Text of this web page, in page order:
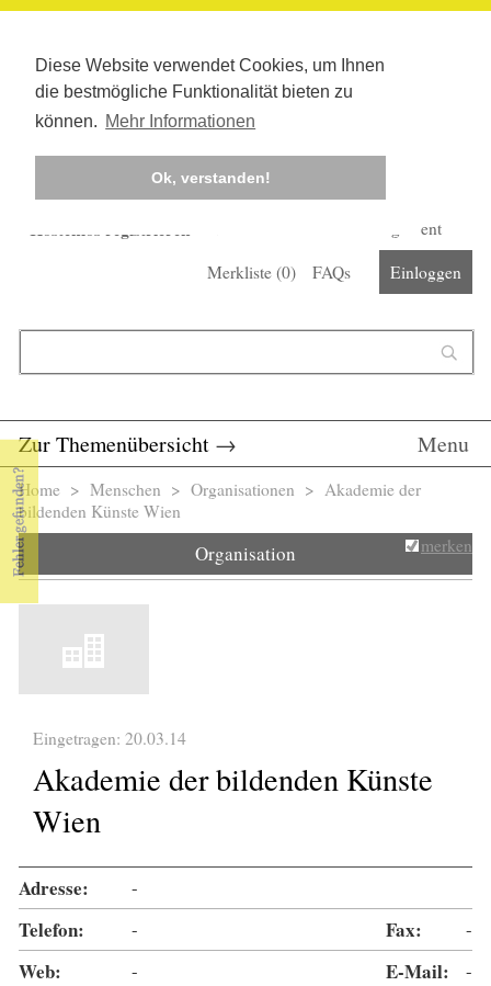
Diese Website verwendet Cookies, um Ihnen
die bestmögliche Funktionalität bieten zu
können. Mehr Informationen
Ok, verstanden!
Kostenlos registrieren
Corona-Management
Merkliste (0) FAQs Einloggen
Zur Themenübersicht → Menu
Sie sind hier
Home > Menschen > Organisationen > Akademie der
bildenden Künste Wien
Organisation merken
Eingetragen: 20.03.14
Akademie der bildenden Künste
Wien
Adresse: -
Telefon: - Fax: -
Web: - E-Mail: -